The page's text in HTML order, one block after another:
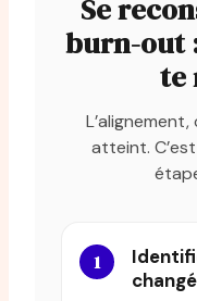
Se
burn-out
te
atteint.